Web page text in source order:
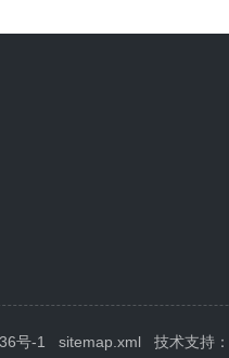
号-1 sitemap.xml 技术支持：